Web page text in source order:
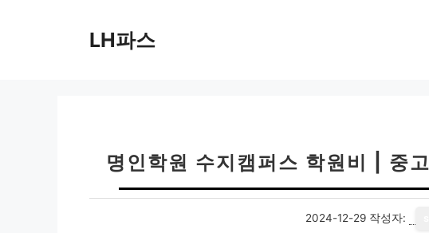
LH파스
명인학원 수지캠퍼스 학원비 | 중
2024-12-29 작성자: